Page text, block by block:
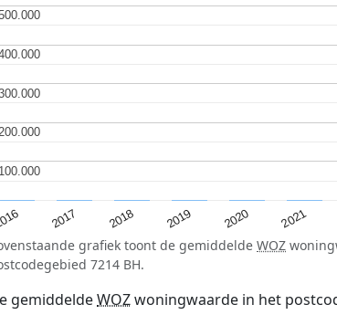
2017 2018 2019 2020 2021
grafiek toont de gemiddelde WOZ
7214 BH.
gemiddeldeWOZwoningwaarde in het